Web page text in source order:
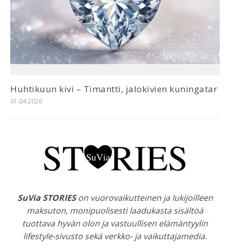
Huhtikuun kivi – Timantti, jalokivien kuningatar
01.04.2026
SuVia STORIESon vuorovaikutteinen ja lukijoilleen
maksuton, monipuolisesti laadukasta sisältöä
tuottava hyvän olon ja vastuullisen elämäntyylin
lifestyle-sivusto sekä verkko- ja vaikuttajamedia.